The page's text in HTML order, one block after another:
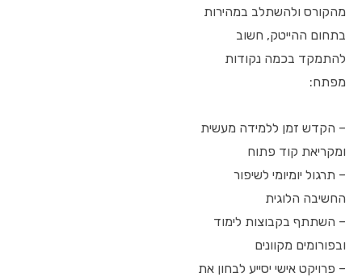
מהקורס ולהשתלב במהירות
בתחום ההייטק, חשוב
להתמקד בכמה נקודות
מפתח:
– הקדש זמן ללמידה מעשית
ומקריאת קוד פתוח
– תרגול יומיומי לשיפור
החשיבה הלוגית
– השתתף בקבוצות לימוד
ובפורומים מקוונים
– פרויקט אישי יסייע לבחון את